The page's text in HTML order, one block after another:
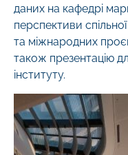
даних на кафедрі
перспективи
та міжнародних
також презентацію
інституту.